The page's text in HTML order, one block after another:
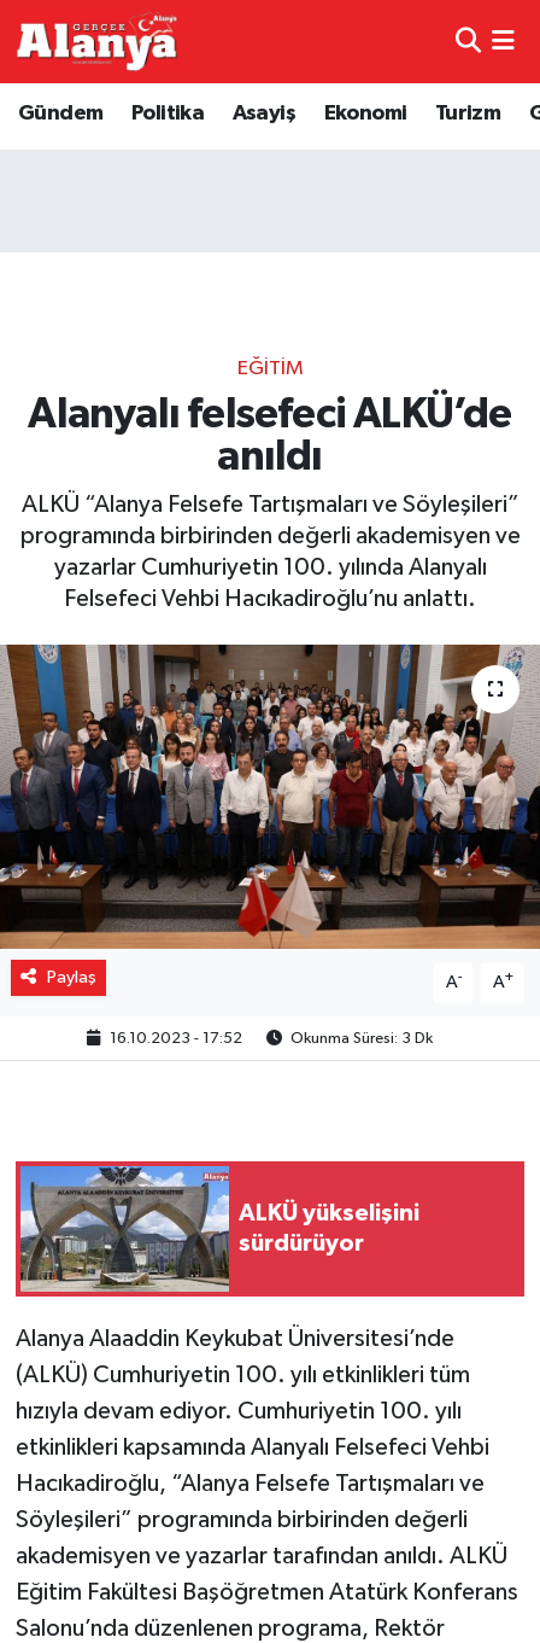
Gündem Politika Asayiş Ekonomi Turizm
EĞITIM
Alanyalı felsefeci ALKÜ’de
anıldı
ALKÜ “Alanya Felsefe Tartışmaları ve Söyleşileri”
programında birbirinden değerli akademisyen ve
yazarlar Cumhuriyetin 100. yılında Alanyalı
Felsefeci Vehbi Hacıkadiroğlu’nu anlattı.
Paylaş A- A+
16.10.2023 - 17:52 Okunma Süresi: 3 Dk
ALKÜ yükselişini
sürdürüyor
Alanya Alaaddin Keykubat Üniversitesi’nde
(ALKÜ) Cumhuriyetin 100. yılı etkinlikleri tüm
hızıyla devam ediyor. Cumhuriyetin 100. yılı
etkinlikleri kapsamında Alanyalı Felsefeci Vehbi
Hacıkadiroğlu, “Alanya Felsefe Tartışmaları ve
Söyleşileri” programında birbirinden değerli
akademisyen ve yazarlar tarafından anıldı. ALKÜ
Eğitim Fakültesi Başöğretmen Atatürk Konferans
Salonu’nda düzenlenen programa, Rektör
Genel
Diğer
Ekonomi
Gizlilik İlkeleri - Privacy Policy
Güncel
Gündem
Politika
Spor
Turizm
Trafik Durumu
Haber Arşivi